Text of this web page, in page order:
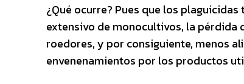
¿Qué ocurre? Pues que los
extensivo de monocultivos, la pérdida
roedores, y por consiguiente, menos
envenenamientos por los productos